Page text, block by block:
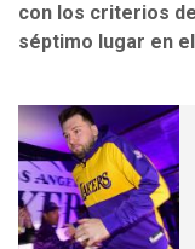
con los criterios
séptimo lugar en